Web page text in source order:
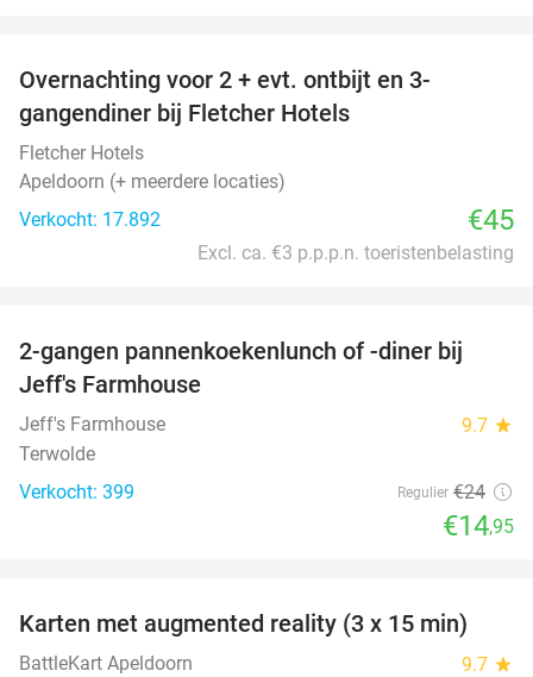
Overnachting voor 2 + evt. ontbijt en 3-
gangendiner bij Fletcher Hotels
Fletcher Hotels
Apeldoorn (+ meerdere locaties)
Verkocht: 17.892
€45
Excl. ca. €3 p.p.p.n. toeristenbelasting
38%
2-gangen pannenkoekenlunch of -diner bij
Jeff's Farmhouse
Jeff's Farmhouse 9.7 star
Terwolde
Verkocht: 399
Regulier €24
€14,95
35%
Karten met augmented reality (3 x 15 min)
BattleKart Apeldoorn 9.7 star